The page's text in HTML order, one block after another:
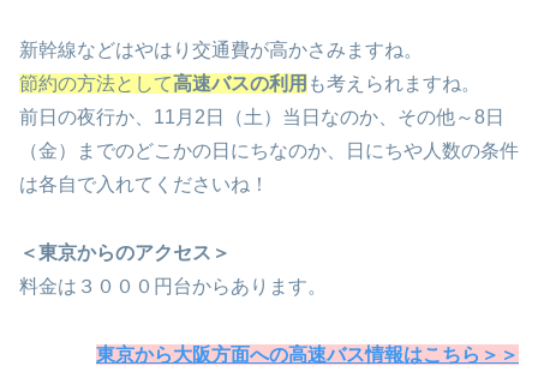
新幹線などはやはり交通費が高かさみますね。
節約の方法として高速バスの利用 も考えられますね。
前日の夜行か、11月2日（土）当日なのか、その他～8日
（金）までのどこかの日にちなのか、日にちや人数の条件
は各自で入れてくださいね！
＜東京からのアクセス＞
料金は３０００円台からあります。
東京から大阪方面への高速バス情報はこちら＞＞